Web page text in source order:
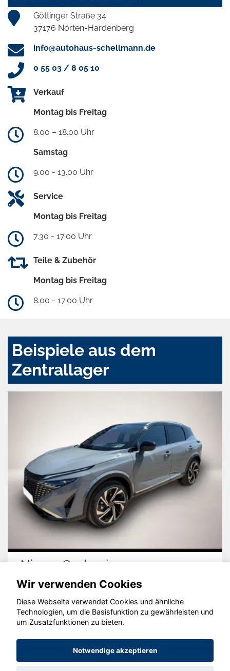
Göttinger Straße 34
37176 Nörten-Hardenberg
info@autohaus-schellmann.de
0 55 03 / 8 05 10
Verkauf
Montag bis Freitag
8.00 – 18.00 Uhr
Samstag
9.00 - 13.00 Uhr
Service
Montag bis Freitag
7.30 - 17.00 Uhr
Teile & Zubehör
Montag bis Freitag
8.00 - 17.00 Uhr
Beispiele aus dem
Zentrallager
Nissan Qashqai
© konjunkturmotor.de GmbH 2020 - 2026
Wir verwenden Cookies
Diese Webseite verwendet Cookies und ähnliche
Technologien, um die Basisfunktion zu gewährleisten und
um Zusatzfunktionen zu bieten.
Notwendige akzeptieren